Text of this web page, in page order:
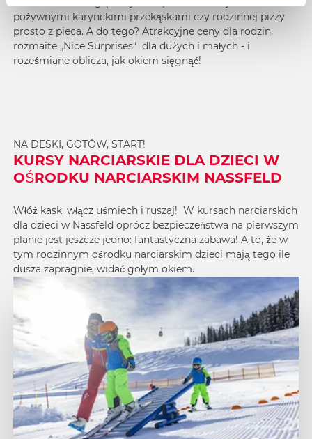
pożywnymi karynckimi przekąskami czy rodzinnej pizzy
prosto z pieca. A do tego? Atrakcyjne ceny dla rodzin,
rozmaite „Nice Surprises“ dla dużych i małych - i
roześmiane oblicza, jak okiem sięgnąć!
NA DESKI, GOTÓW, START!
KURSY NARCIARSKIE DLA DZIECI W
OŚRODKU NARCIARSKIM NASSFELD
Włóż kask, włącz uśmiech i ruszaj! W kursach narciarskich
dla dzieci w Nassfeld oprócz bezpieczeństwa na pierwszym
planie jest jeszcze jedno: fantastyczna zabawa! A to, że w
tym rodzinnym ośrodku narciarskim dzieci mają tego ile
dusza zapragnie, widać gołym okiem.